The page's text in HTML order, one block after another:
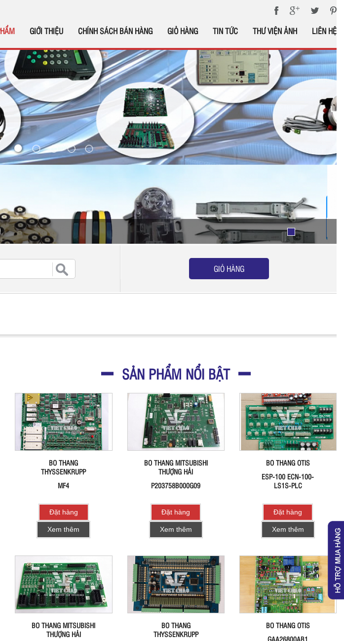
GIỚI THIỆU CHÍNH SÁCH BÁN HÀNG GIỎ HÀNG TIN TỨC THƯ VIỆN ẢNH LIÊN HỆ
GIỎ HÀNG
SẢN PHẨM NỔI BẬT
BO THANG
THYSSENKRUPP
MF4
Đặt hàng
Xem thêm
BO THANG MITSUBISHI
THƯỢNG HẢI
P203758B000G09
Đặt hàng
Xem thêm
BO THANG OTIS
ESP-100 ECN-100-
LS1S-PLC
Đặt hàng
Xem thêm
BO THANG MITSUBISHI
THƯỢNG HẢI
BO THANG
THYSSENKRUPP
BO THANG OTIS
GAA26800AB1